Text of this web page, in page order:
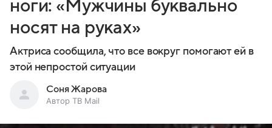
ноги: «Мужчины буквально
носят на руках»
Актриса сообщила, что все вокруг помогают ей в
этой непростой ситуации
Соня Жарова
Автор ТВ Mail